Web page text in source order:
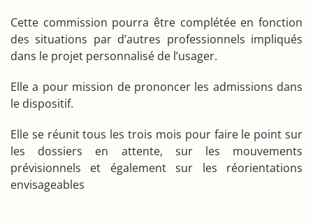
Cette commission pourra être complétée en fonction
des situations par d’autres professionnels impliqués
dans le projet personnalisé de l’usager.
Elle a pour mission de prononcer les admissions dans
le dispositif.
Elle se réunit tous les trois mois pour faire le point sur
les dossiers en attente, sur les mouvements
prévisionnels et également sur les réorientations
envisageables